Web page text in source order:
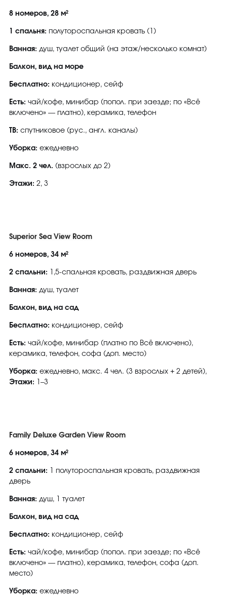
8 номеров, 28 м²
1 спальня: полутороспальная кровать (1)
Ванная: душ, туалет общий (на этаж/несколько комнат)
Балкон, вид на море
Бесплатно: кондиционер, сейф
Есть: чай/кофе, минибар (попол. при заезде; по «Всё
включено» — платно), керамика, телефон
ТВ: спутниковое (рус., англ. каналы)
Уборка: ежедневно
Макс. 2 чел. (взрослых до 2)
Этажи: 2, 3
Superior Sea View Room
6 номеров, 34 м²
2 спальни: 1,5-спальная кровать, раздвижная дверь
Ванная: душ, туалет
Балкон, вид на сад
Бесплатно: кондиционер, сейф
Есть: чай/кофе, минибар (платно по Всё включено),
керамика, телефон, софа (доп. место)
Уборка: ежедневно, макс. 4 чел. (3 взрослых + 2 детей),
Этажи: 1–3
Family Deluxe Garden View Room
6 номеров, 34 м²
2 спальни: 1 полутороспальная кровать, раздвижная
дверь
Ванная: душ, 1 туалет
Балкон, вид на сад
Бесплатно: кондиционер, сейф
Есть: чай/кофе, минибар (попол. при заезде; по «Всё
включено» — платно), керамика, телефон, софа (доп.
место)
Уборка: ежедневно